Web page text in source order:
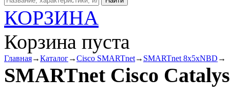
КОРЗИНА
Корзина пуста
Главная→Каталог→Cisco SMARTnet→ SMARTnet 8x5xNBD →
SMARTnet Cisco